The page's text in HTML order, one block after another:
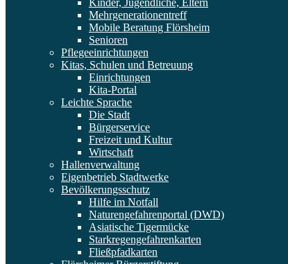
Kinder, Jugendliche, Eltern
Mehrgenerationentreff
Mobile Beratung Flörsheim
Senioren
Pflegeeinrichtungen
Kitas, Schulen und Betreuung
Einrichtungen
Kita-Portal
Leichte Sprache
Die Stadt
Bürgerservice
Freizeit und Kultur
Wirtschaft
Hallenverwaltung
Eigenbetrieb Stadtwerke
Bevölkerungsschutz
Hilfe im Notfall
Naturengefahrenportal (DWD)
Asiatische Tigermücke
Starkregengefahrenkarten
Fließpfadkarten